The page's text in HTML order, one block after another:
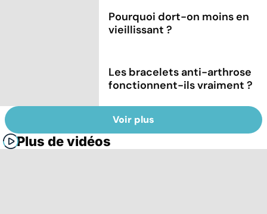
Pourquoi dort-on moins en
vieillissant ?
Les bracelets anti-arthrose
fonctionnent-ils vraiment ?
Voir plus
Plus de vidéos